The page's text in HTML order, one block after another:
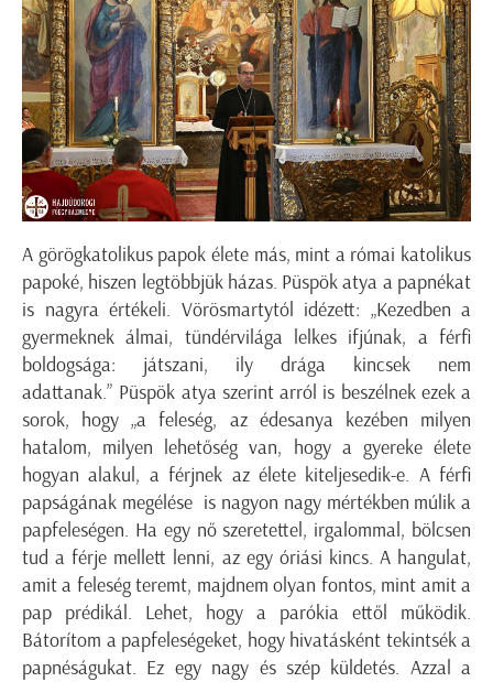
A görögkatolikus papok élete más, mint a római katolikus
papoké, hiszen legtöbbjük házas. Püspök atya a papnékat
is nagyra értékeli. Vörösmartytól idézett: „Kezedben a
gyermeknek álmai, tündérvilága lelkes ifjúnak, a férfi
boldogsága: játszani, ily drága kincsek nem
adattanak.” Püspök atya szerint arról is beszélnek ezek a
sorok, hogy „a feleség, az édesanya kezében milyen
hatalom, milyen lehetőség van, hogy a gyereke élete
hogyan alakul, a férjnek az élete kiteljesedik-e. A férfi
papságának megélése is nagyon nagy mértékben múlik a
papfeleségen. Ha egy nő szeretettel, irgalommal, bölcsen
tud a férje mellett lenni, az egy óriási kincs. A hangulat,
amit a feleség teremt, majdnem olyan fontos, mint amit a
pap prédikál. Lehet, hogy a parókia ettől működik.
Bátorítom a papfeleségeket, hogy hivatásként tekintsék a
papnéságukat. Ez egy nagy és szép küldetés. Azzal a